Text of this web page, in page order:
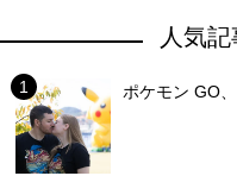
人気
ポケモン GO